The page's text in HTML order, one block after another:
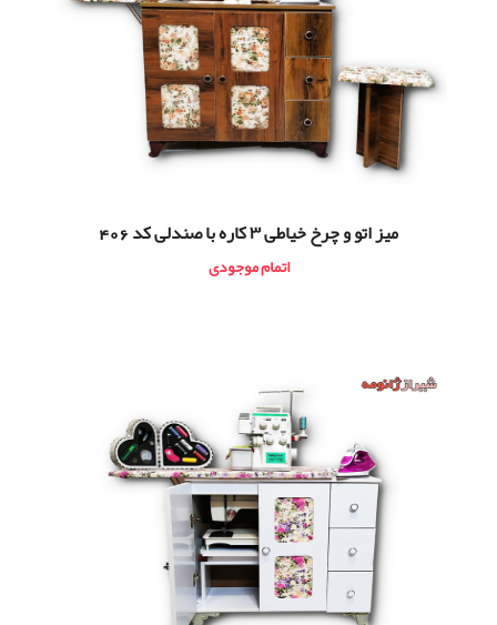
ميز اتو و چرخ خیاطی ۳ کاره با صندلی کد 406
اتمام موجودی